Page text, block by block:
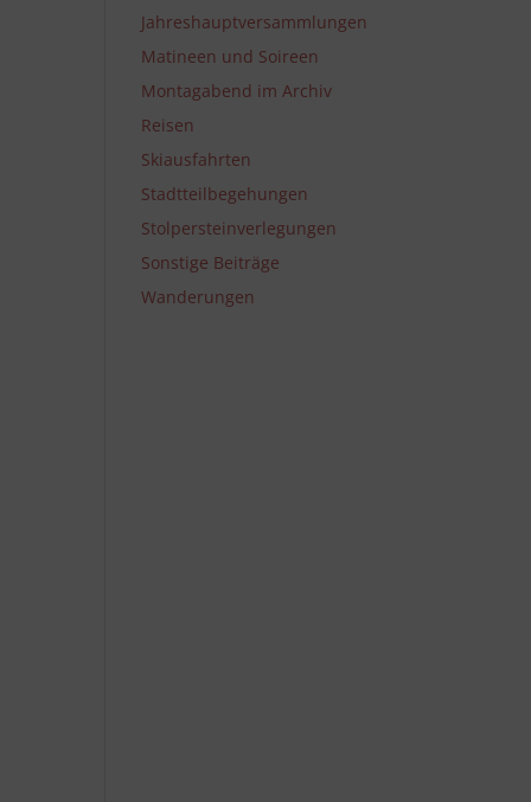
Jahreshauptversammlungen
Matineen und Soireen
Montagabend im Archiv
Reisen
Skiausfahrten
Stadtteilbegehungen
Stolpersteinverlegungen
Sonstige Beiträge
Wanderungen